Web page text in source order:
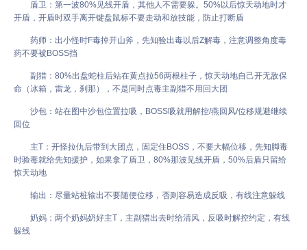
盾卫：第一波80%见线开盾，其他人不需要躲。50%以后惊天动地时才
开盾，开盾时双手离开键盘鼠标不要走动和放技能，防止打断盾
药师：出小怪时F毒掉开山斧，先知验出毒以后Z解毒，注意调整角度毒
药不要被BOSS挡
副猎：80%出盘蛇柱后站在黄点拉56两根柱子，惊天动地自己开无敌保
命（冰箱，雷龙，刹那），不是同时点毒主副猎不用回大团
沙包：站在图中沙包位置拉吸，BOSS吸就用解控/燕回风/位移规避继续
回位
主T：开怪拉仇后带到大团点，固定住BOSS，不要大幅位移，先知脚毒
时验毒就给先知援护，如果拿了盾卫，80%那波见线开盾，50%后盾只留给
惊天动地
输出：尽量站桩输出不要随便位移，否则容易造成反吸，有线注意躲线
奶妈：两个奶妈奶好主T，主副猎出去时给清风，反吸时解控约定，有线
躲线